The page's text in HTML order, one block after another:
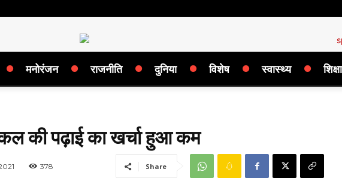
मनोरंजन राजनीति दुनिया विशेष स्वास्थ्य शिक्षा
की पढ़ाई का खर्चा हुआ कम
378 Share